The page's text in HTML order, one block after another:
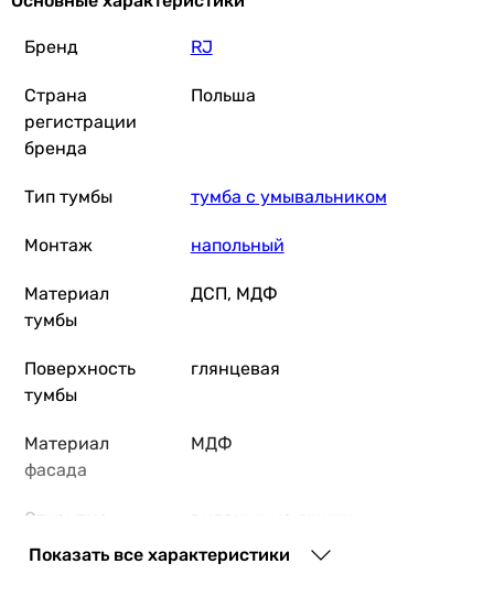
2 шт
Материал умывальника
керамика
керамика
Форма умывальника
прямоугольная
прямоугольная
Польша
Польша
ножки, раковина, тумба
ножки, раковина, тумба
Ширина тумбы
80 см
39,5 см
Бренд RJ
Страна
регистрации
бренда
Польша
Тип тумбы тумба с умывальником
Монтаж напольный
Материал
тумбы
ДСП, МДФ
Поверхность
тумбы
глянцевая
Материал
фасада
МДФ
Открытие
тумбы
выдвижные ящики
Показать все характеристики